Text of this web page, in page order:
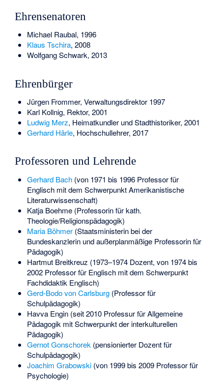
Ehrensenatoren
Michael Raubal, 1996
Klaus Tschira, 2008
Wolfgang Schwark, 2013
Ehrenbürger
Jürgen Frommer, Verwaltungsdirektor 1997
Karl Kollnig, Rektor, 2001
Ludwig Merz, Heimatkundler und Stadthistoriker, 2001
Gerhard Härle, Hochschullehrer, 2017
Professoren und Lehrende
Gerhard Bach(von 1971 bis 1996 Professor für
Englisch mit dem Schwerpunkt Amerikanistische
Literaturwissenschaft)
Katja Boehme(Professorin für kath.
Theologie/Religionspädagogik)
Maria Böhmer(Staatsministerin bei der
Bundeskanzlerin und außerplanmäßige Professorin für
Pädagogik)
Hartmut Breitkreuz (1973–1974 Dozent, von 1974 bis
2002 Professor für Englisch mit dem Schwerpunkt
Fachdidaktik Englisch)
Gerd-Bodo von Carlsburg(Professor für
Schulpädagogik)
Havva Engin(seit 2010 Professur für Allgemeine
Pädagogik mit Schwerpunkt der interkulturellen
Pädagogik)
Gernot Gonschorek (pensionierter Dozent für
Schulpädagogik)
Joachim Grabowski(von 1999 bis 2009 Professor für
Psychologie)